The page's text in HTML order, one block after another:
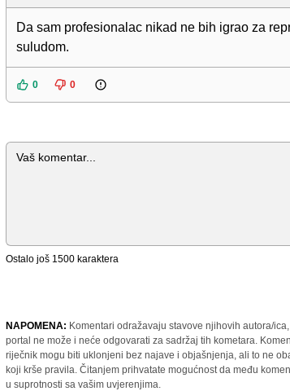
Da sam profesionalac nikad ne bih igrao za
suludom.
0 0
Komentar
Ostalo još 1500 karaktera
NAPOMENA: Komentari odražavaju stavove njihovih autora/
portal ne može i neće odgovarati za sadržaj tih kometara.
riječnik mogu biti uklonjeni bez najave i objašnjenja, ali to ne
koji krše pravila. Čitanjem prihvatate mogućnost da među
u suprotnosti sa vašim uvjerenjima.